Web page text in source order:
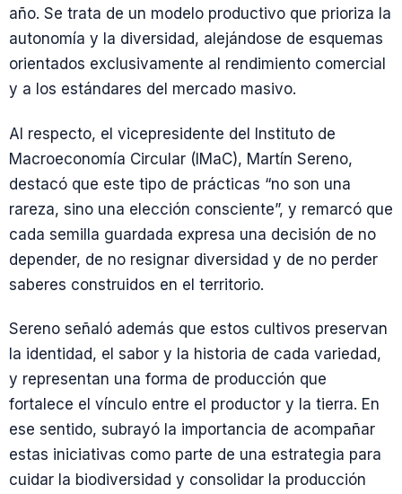
año. Se trata de un modelo productivo que prioriza la
autonomía y la diversidad, alejándose de esquemas
orientados exclusivamente al rendimiento comercial
y a los estándares del mercado masivo.
Al respecto, el vicepresidente del Instituto de
Macroeconomía Circular (IMaC), Martín Sereno,
destacó que este tipo de prácticas “no son una
rareza, sino una elección consciente”, y remarcó que
cada semilla guardada expresa una decisión de no
depender, de no resignar diversidad y de no perder
saberes construidos en el territorio.
Sereno señaló además que estos cultivos preservan
la identidad, el sabor y la historia de cada variedad,
y representan una forma de producción que
fortalece el vínculo entre el productor y la tierra. En
ese sentido, subrayó la importancia de acompañar
estas iniciativas como parte de una estrategia para
cuidar la biodiversidad y consolidar la producción